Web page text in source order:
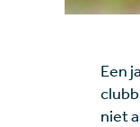
Een
niet